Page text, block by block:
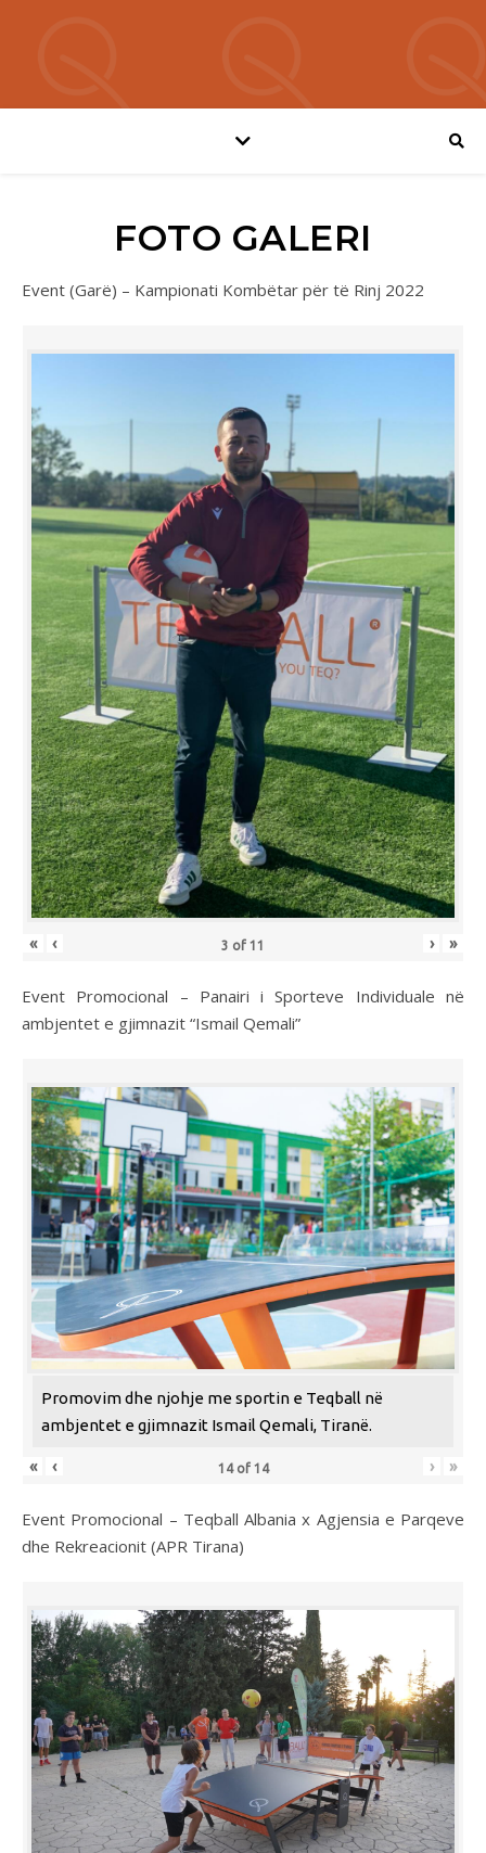
FOTO GALERI
Event (Garë) – Kampionati Kombëtar për të Rinj 2022
« ‹ 3 of 11 › »
Event Promocional – Panairi i Sporteve Individuale në
ambjentet e gjimnazit “Ismail Qemali”
Promovim dhe njohje me sportin e Teqball në
ambjentet e gjimnazit Ismail Qemali, Tiranë.
« ‹ 14of 14 › »
Event Promocional – Teqball Albania x Agjensia e Parqeve
dhe Rekreacionit (APR Tirana)